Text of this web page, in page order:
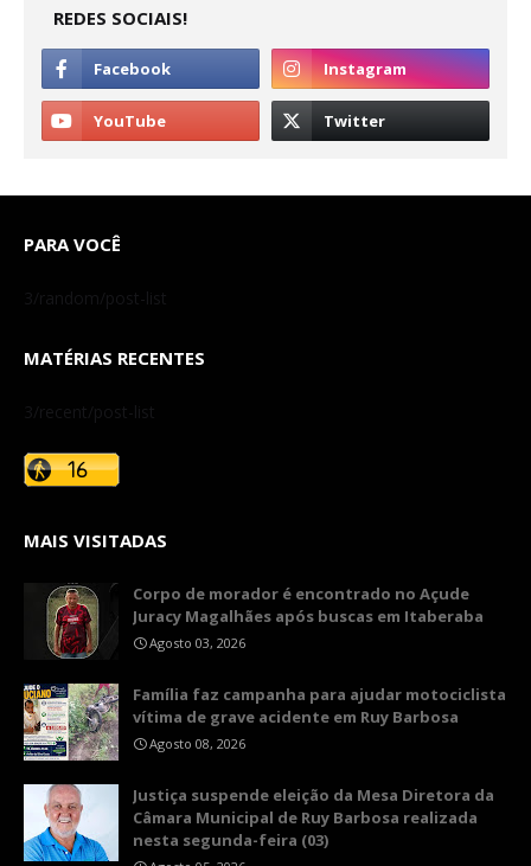
REDES SOCIAIS!
PARA VOCÊ
3/random/post-list
MATÉRIAS RECENTES
3/recent/post-list
MAIS VISITADAS
Corpo de morador é encontrado no Açude
Juracy Magalhães após buscas em Itaberaba
Agosto 03, 2026
​Família faz campanha para ajudar motociclista
vítima de grave acidente em Ruy Barbosa
Agosto 08, 2026
​Justiça suspende eleição da Mesa Diretora da
Câmara Municipal de Ruy Barbosa realizada
nesta segunda-feira (03)